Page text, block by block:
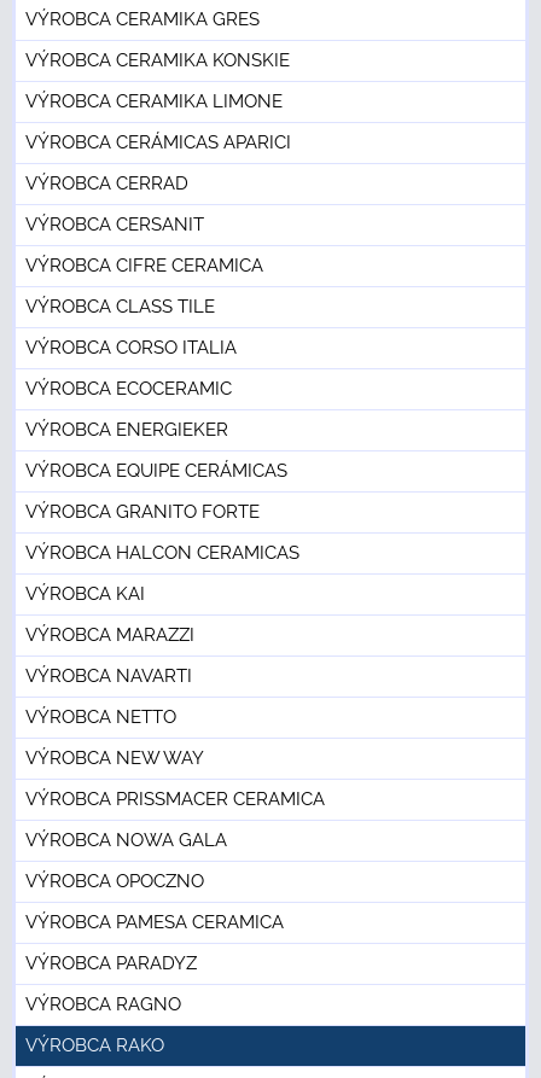
VÝROBCA CERAMIKA GRES
VÝROBCA CERAMIKA KONSKIE
VÝROBCA CERAMIKA LIMONE
VÝROBCA CERÁMICAS APARICI
VÝROBCA CERRAD
VÝROBCA CERSANIT
VÝROBCA CIFRE CERAMICA
VÝROBCA CLASS TILE
VÝROBCA CORSO ITALIA
VÝROBCA ECOCERAMIC
VÝROBCA ENERGIEKER
VÝROBCA EQUIPE CERÁMICAS
VÝROBCA GRANITO FORTE
VÝROBCA HALCON CERAMICAS
VÝROBCA KAI
VÝROBCA MARAZZI
VÝROBCA NAVARTI
VÝROBCA NETTO
VÝROBCA NEW WAY
VÝROBCA PRISSMACER CERAMICA
VÝROBCA NOWA GALA
VÝROBCA OPOCZNO
VÝROBCA PAMESA CERAMICA
VÝROBCA PARADYZ
VÝROBCA RAGNO
VÝROBCA RAKO